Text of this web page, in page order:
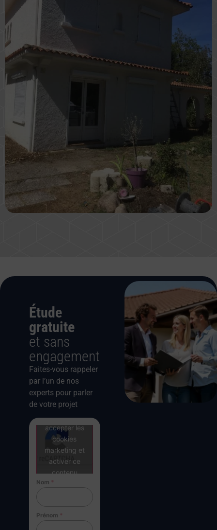
Étude
gratuite
et sans
engagement
Faites-vous rappeler
par l’un de nos
experts pour parler
de votre projet
Cliquez pour
accepter les
cookies
marketing et
activer ce
contenu
Nom *
Prénom *